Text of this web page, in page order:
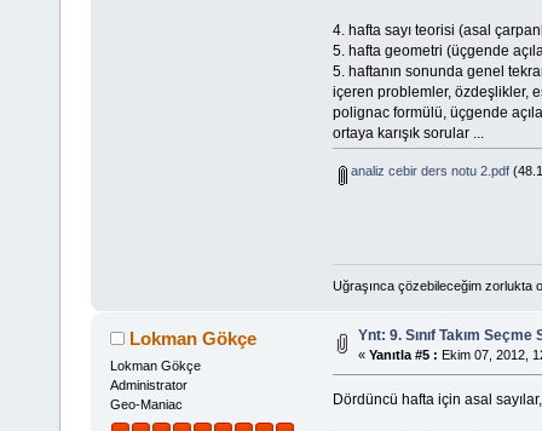
4. hafta sayı teorisi (asal
5. hafta geometri (üçgende
5. haftanın sonunda genel
içeren problemler, özdeşlikler,
polignac formülü, üçgende
ortaya karışık sorular ...
analiz cebir ders notu 2.pdf
Uğraşınca çözebileceğim zorlukta
Lokman Gökçe
Lokman Gökçe
Administrator
Geo-Maniac
Ynt: 9. Sınıf Takım Seçme
« Yanıtla #5 : Ekim 07, 2012,
Dördüncü hafta için asal